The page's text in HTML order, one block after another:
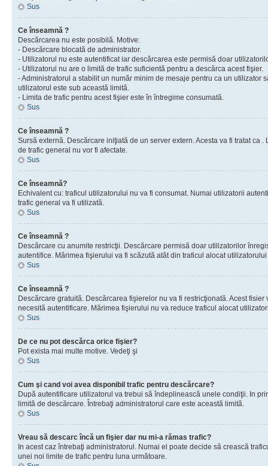
Sus
Ce înseamnă ?
Descărcarea nu este posibilă. Motive:
- Descărcare blocată de administrator.
- Utilizatorul nu este autentificat iar descărcarea este permisă doar
- Utilizatorul nu are o limită de trafic suficientă pentru a descărca acest fişier.
- Administratorul a stabilit un număr minim de mesaje pentru ca un utilizator
utilizatorul este sub această limită.
- Limita de trafic pentru acest fişier este în întregime consumată.
Sus
Ce înseamnă ?
Sursă externă. Descărcare iniţiată de un server extern. Acesta va fi tratat ca
de trafic general nu vor fi afectate.
Sus
Ce înseamnă?
Echivalent cu: traficul utilizatorului nu va fi consumat. Numai utilizatorii
trafic general va fi utilizată.
Sus
Ce înseamnă ?
Descărcare cu anumite restricţii. Descărcare permisă doar utilizatorilor
autentifice. Mărimea fişierului va fi scăzută atât din traficul alocat
Sus
Ce înseamnă ?
Descărcare gratuită. Descărcarea fişierelor nu va fi restricţionată. Acest
necesită autentificare. Mărimea fişierului nu va reduce traficul alocat
Sus
De ce nu pot descărca orice fişier?
Pot exista mai multe motive. Vedeţi şi
Sus
Cum şi cand voi avea disponibil trafic pentru descărcare?
După autentificare utilizatorul va trebui să îndeplinească unele condiţii. In
limită de descărcare. Întrebaţi administratorul care este această limită.
Sus
Vreau să descarc încă un fişier dar nu mi-a rămas trafic?
In acest caz întrebaţi administratorul. Numai el poate decide să crească
unei noi limite de trafic pentru luna următoare.